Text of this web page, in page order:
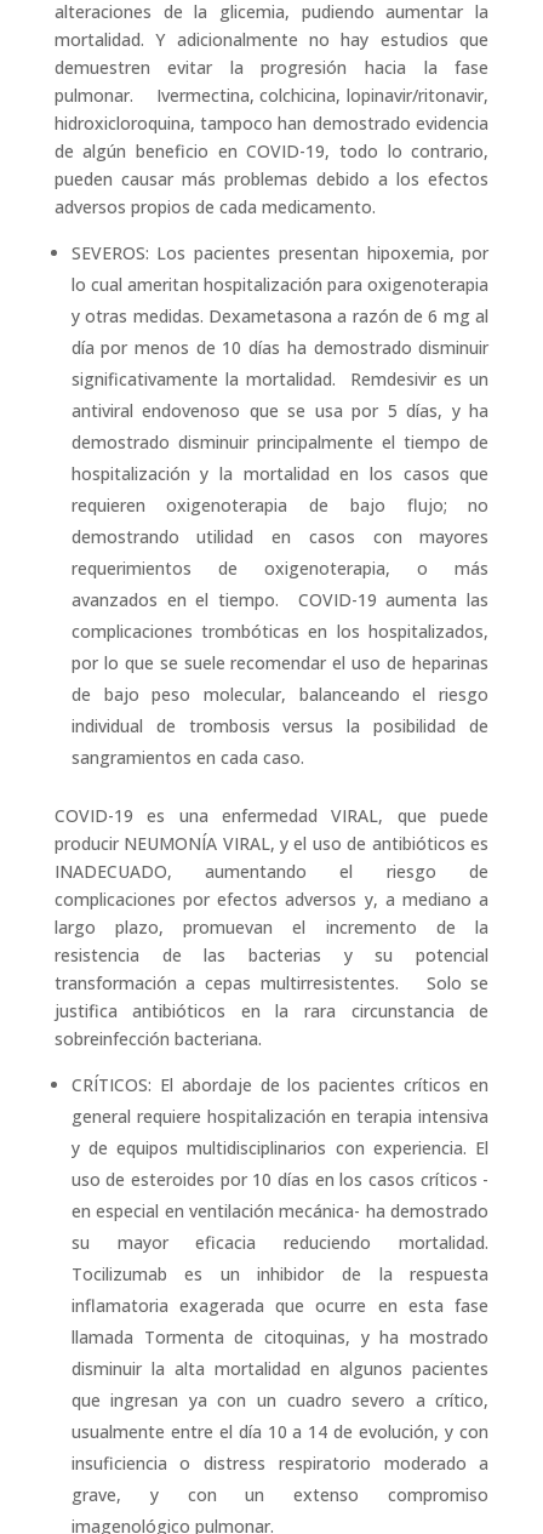
alteraciones de la glicemia, pudiendo aumentar la
mortalidad. Y adicionalmente no hay estudios que
demuestren evitar la progresión hacia la fase
pulmonar. Ivermectina, colchicina, lopinavir/ritonavir,
hidroxicloroquina, tampoco han demostrado evidencia
de algún beneficio en COVID-19, todo lo contrario,
pueden causar más problemas debido a los efectos
adversos propios de cada medicamento.
SEVEROS: Los pacientes presentan hipoxemia, por
lo cual ameritan hospitalización para oxigenoterapia
y otras medidas. Dexametasona a razón de 6 mg al
día por menos de 10 días ha demostrado disminuir
significativamente la mortalidad. Remdesivir es un
antiviral endovenoso que se usa por 5 días, y ha
demostrado disminuir principalmente el tiempo de
hospitalización y la mortalidad en los casos que
requieren oxigenoterapia de bajo flujo; no
demostrando utilidad en casos con mayores
requerimientos de oxigenoterapia, o más
avanzados en el tiempo. COVID-19 aumenta las
complicaciones trombóticas en los hospitalizados,
por lo que se suele recomendar el uso de heparinas
de bajo peso molecular, balanceando el riesgo
individual de trombosis versus la posibilidad de
sangramientos en cada caso.
COVID-19 es una enfermedad VIRAL, que puede
producir NEUMONÍA VIRAL, y el uso de antibióticos es
INADECUADO, aumentando el riesgo de
complicaciones por efectos adversos y, a mediano a
largo plazo, promuevan el incremento de la
resistencia de las bacterias y su potencial
transformación a cepas multirresistentes. Solo se
justifica antibióticos en la rara circunstancia de
sobreinfección bacteriana.
CRÍTICOS: El abordaje de los pacientes críticos en
general requiere hospitalización en terapia intensiva
y de equipos multidisciplinarios con experiencia. El
uso de esteroides por 10 días en los casos críticos -
en especial en ventilación mecánica- ha demostrado
su mayor eficacia reduciendo mortalidad.
Tocilizumab es un inhibidor de la respuesta
inflamatoria exagerada que ocurre en esta fase
llamada Tormenta de citoquinas, y ha mostrado
disminuir la alta mortalidad en algunos pacientes
que ingresan ya con un cuadro severo a crítico,
usualmente entre el día 10 a 14 de evolución, y con
insuficiencia o distress respiratorio moderado a
grave, y con un extenso compromiso
imagenológico pulmonar.